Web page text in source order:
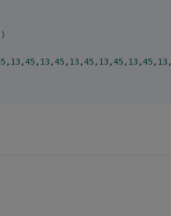
, 13,45, 13,45, 13,45, 13,45, 13,45, 13,